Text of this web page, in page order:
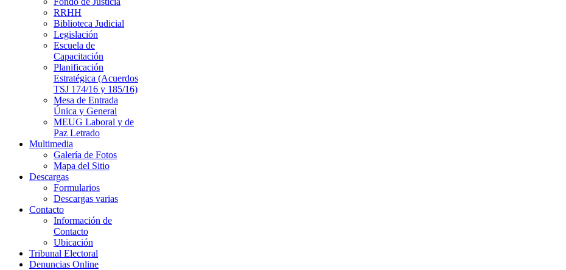
RRHH
Biblioteca Judicial
Legislación
Escuela de
Capacitación
Planificación
Estratégica (Acuerdos
TSJ 174/16 y 185/16)
Mesa de Entrada
Única y General
MEUG Laboral y de
Paz Letrado
Multimedia
Galería de Fotos
Mapa del Sitio
Descargas
Formularios
Descargas varias
Contacto
Información de
Contacto
Ubicación
Tribunal Electoral
Denuncias Online